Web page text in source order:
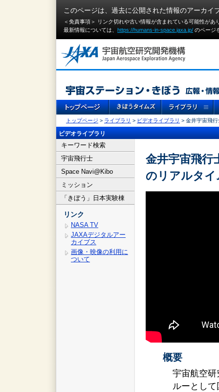
このページは、過去に公開された情報のアーカイ
＜免責事項＞ リンク切れや古い情報が含まれている可能性が
最新情報については、 https://humans-in-space.jaxa.jp/ のページ
トップページ > ライブラリ > ビデオライブラリ > 金井宇宙飛
ビデオライブラリ
キーワード検索
宇宙飛行士
Space Navi@Kibo
ミッション
「きぼう」日本実験棟
リンク
NASA TV
JAXAデジタルアー
カイブス
画像・映像の利用に
ついて
金井宇宙飛行
のリアルタ
概要
宇宙航空
ルーとし